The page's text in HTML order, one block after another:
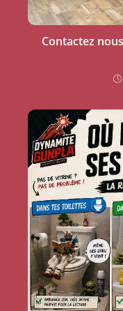
Contactez